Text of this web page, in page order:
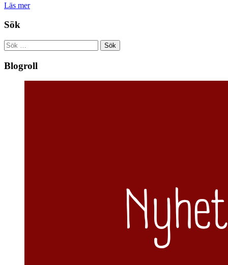
Läs mer
Sök
Sök
efter:
Blogroll